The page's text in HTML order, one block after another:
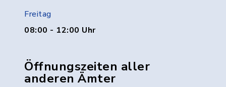
Freitag
08:00 - 12:00 Uhr
Öffnungszeiten aller
anderen Ämter